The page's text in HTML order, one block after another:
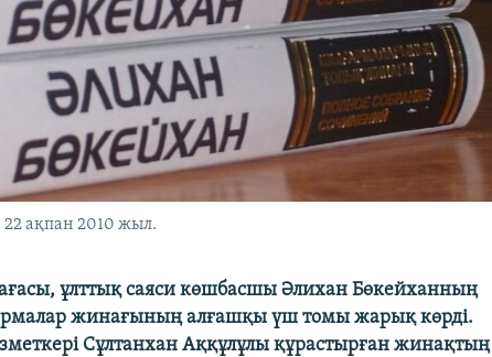
ақпан 2010 жыл.
ұлттық саяси көшбасшы Әлихан Бөкейханның
жинағының алғашқы үш томы жарық көрді.
Сұлтанхан Аққұлұлы құрастырған жинақтың